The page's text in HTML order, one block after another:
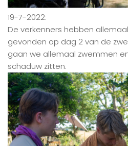
19-7-2022:
De verkenners hebben
gevonden op dag 2 van de
gaan we allemaal zwemmen
schaduw zitten.